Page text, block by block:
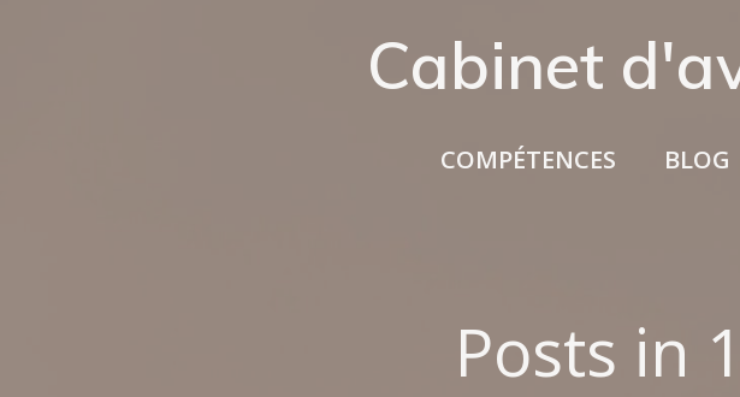
Cabinet
COMPÉTENCES BLOG
Posts in